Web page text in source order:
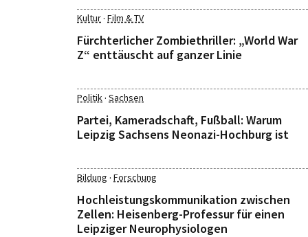
Kultur· Film & TV
Fürchterlicher Zombiethriller: „World War
Z“ enttäuscht auf ganzer Linie
Politik· Sachsen
Partei, Kameradschaft, Fußball: Warum
Leipzig Sachsens Neonazi-Hochburg ist
Bildung · Forschung
Hochleistungskommunikation zwischen
Zellen: Heisenberg-Professur für einen
Leipziger Neurophysiologen